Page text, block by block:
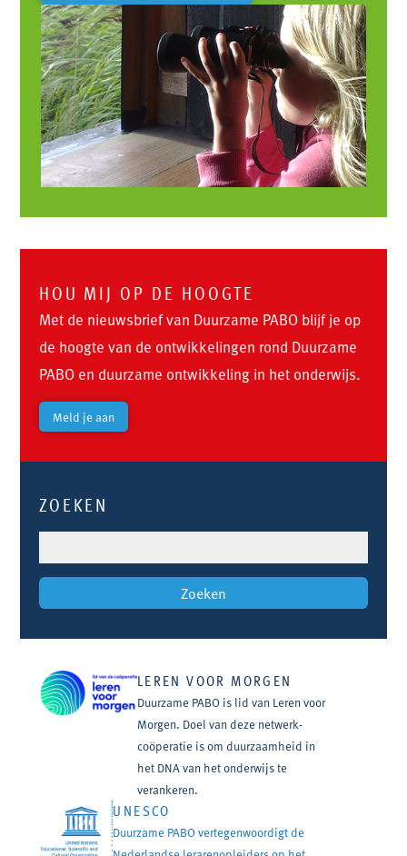
HOU MIJ OP DE HOOGTE
Met de nieuwsbrief van Duurzame PABO blijf je op
de hoogte van de ontwikkelingen rond Duurzame
PABO en duurzame ontwikkeling in het onderwijs.
Meld je aan
ZOEKEN
LEREN VOOR MORGEN
Duurzame PABO is lid van Leren voor
Morgen. Doel van deze netwerk-
coöperatie is om duurzaamheid in
het DNA van het onderwijs te
verankeren.
UNESCO
Duurzame PABO vertegenwoordigt de